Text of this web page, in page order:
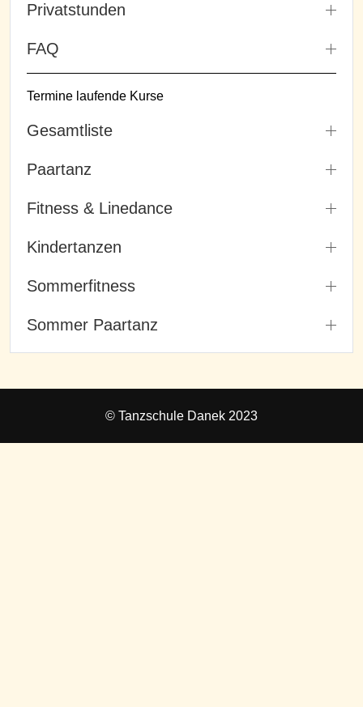
Privatstunden
FAQ
Termine laufende Kurse
Gesamtliste
Paartanz
Fitness & Linedance
Kindertanzen
Sommerfitness
Sommer Paartanz
© Tanzschule Danek 2023